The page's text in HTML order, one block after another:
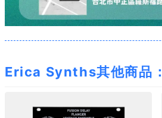
Erica Synths其他商品：